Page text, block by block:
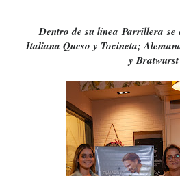
Dentro de su línea Parrillera
Italiana Queso y Tocineta;
y Bratwurst